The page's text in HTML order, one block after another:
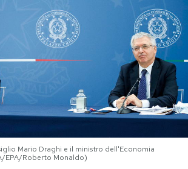
Mario Draghi e il ministro dell'Economia
EPA/Roberto Monaldo)